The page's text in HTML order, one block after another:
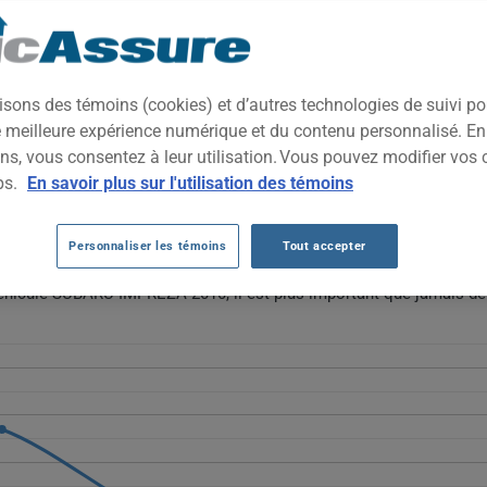
reconnue pour sa transmission intégrale de série et sa
elle plaît aux conducteurs recherchant polyvalence et
IMPREZA 2010 AU FIL DES 5
2010 diminuent globalement, passant de 952 $ à 537 $,
une prime moyenne de 695 $.
SUBARU IMPREZA 2010, il est plus important que jamais
des témoins (cookies) et d’autres technologies de suivi
expérience numérique et du contenu personnalisé.
vous consentez à leur utilisation. Vous pouvez modifier vos
En savoir plus sur l'utilisation des témoins
Personnaliser les témoins Tout accepter